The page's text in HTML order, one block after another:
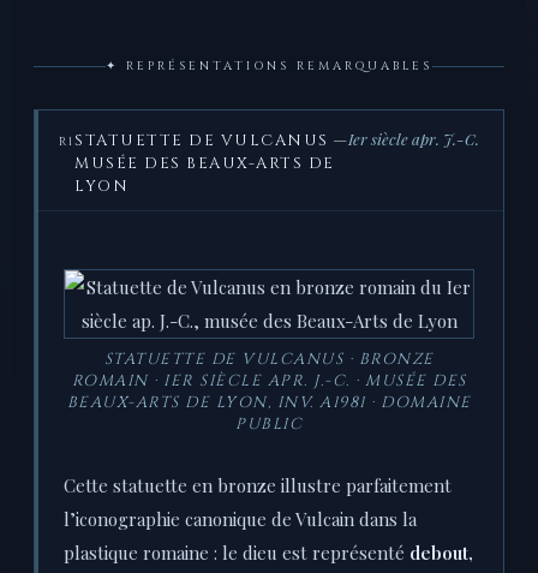
✦ REPRÉSENTATIONS REMARQUABLES
R1 STATUETTE DE VULCANUS —
MUSÉE DES BEAUX-ARTS DE
LYON
Ier siècle apr. J.-C.
STATUETTE DE VULCANUS · BRONZE
ROMAIN · IER SIÈCLE APR. J.-C. · MUSÉE DES
BEAUX-ARTS DE LYON, INV. A1981 · DOMAINE
PUBLIC
Cette statuette en bronze illustre parfaitement
l’iconographie canonique de Vulcain dans la
plastique romaine : le dieu est représenté debout,